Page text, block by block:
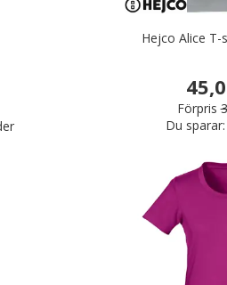
category: Serveringsjackor
category: Serveringsvästar
category: Serveringstillbehör
efter category: Vårdkläder &
Profilkläder
Filtrera efter category:
Skor & Stövlar
Hejco Alice T-
Förpris
Du